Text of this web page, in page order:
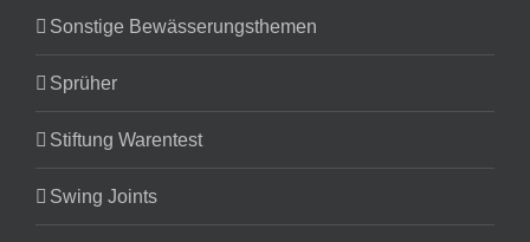
Sonstige Bewässerungsthemen
Sprüher
Stiftung Warentest
Swing Joints